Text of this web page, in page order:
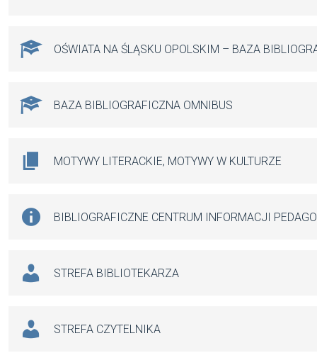
OŚWIATA NA ŚLĄSKU OPOLSKIM – BAZA
BAZA BIBLIOGRAFICZNA OMNIBUS
MOTYWY LITERACKIE, MOTYWY W KULTURZE
BIBLIOGRAFICZNE CENTRUM INFORMACJI
STREFA BIBLIOTEKARZA
STREFA CZYTELNIKA